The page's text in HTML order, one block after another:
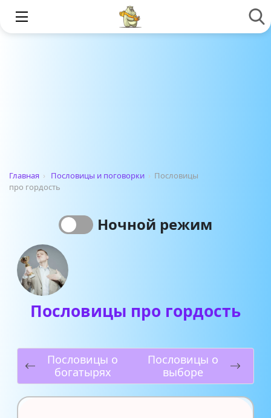
Главная › Пословицы и поговорки › Пословицы
про гордость
Ночной режим
Пословицы про гордость
Пословицы о
богатырях
Пословицы о
выборе